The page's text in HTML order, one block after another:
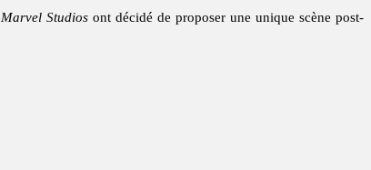
Marvel Studiosont décidé de proposer une unique scène post-